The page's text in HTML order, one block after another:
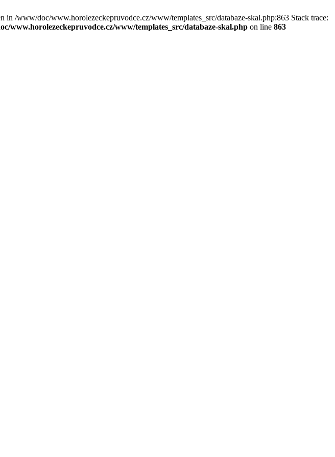
/www/doc/www.horolezeckepruvodce.cz/www/templates_src/databaze-skal.php:863 Stack trace:
www.horolezeckepruvodce.cz/www/templates_src/databaze-skal.php on line 863